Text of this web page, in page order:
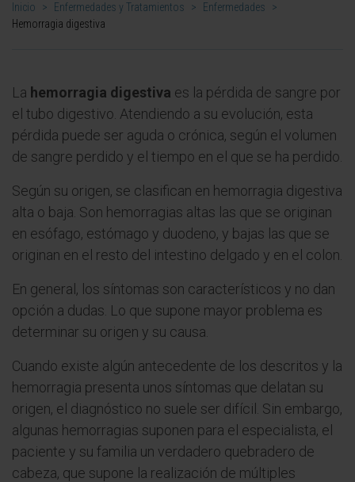
Inicio > Enfermedades y Tratamientos > Enfermedades
>
Hemorragia digestiva
La hemorragia digestiva es la pérdida de sangre por
el tubo digestivo. Atendiendo a su evolución, esta
pérdida puede ser aguda o crónica, según el volumen
de sangre perdido y el tiempo en el que se ha perdido.
Según su origen, se clasifican en hemorragia digestiva
alta o baja. Son hemorragias altas las que se originan
en esófago, estómago y duodeno, y bajas las que se
originan en el resto del intestino delgado y en el colon.
En general, los síntomas son característicos y no dan
opción a dudas. Lo que supone mayor problema es
determinar su origen y su causa.
Cuando existe algún antecedente de los descritos y la
hemorragia presenta unos síntomas que delatan su
origen, el diagnóstico no suele ser difícil. Sin embargo,
algunas hemorragias suponen para el especialista, el
paciente y su familia un verdadero quebradero de
cabeza, que supone la realización de múltiples